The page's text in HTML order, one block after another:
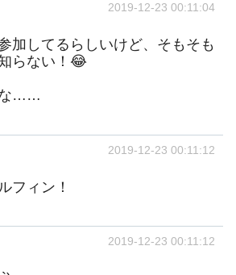
2019-12-23 00:11:04
加してるらしいけど、そもそも
らない！😂
な……
2019-12-23 00:11:12
フィン！
2019-12-23 00:11:12